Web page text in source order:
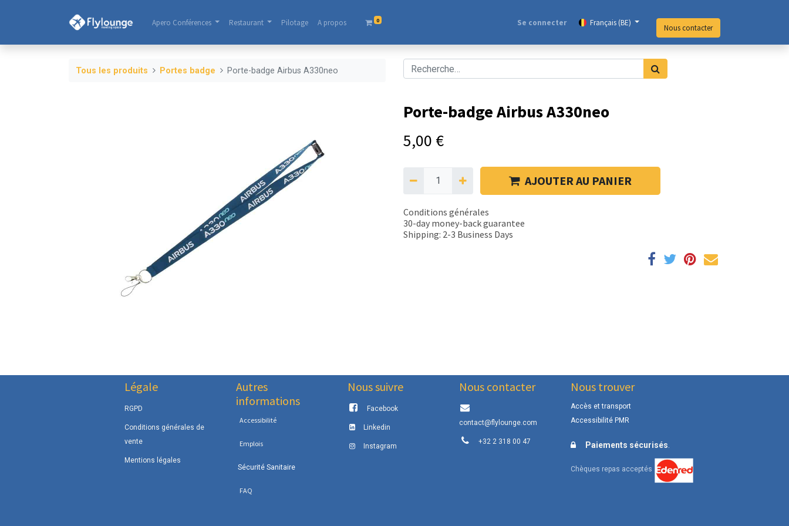
Apero Conférences Restaurant Pilotage A propos​ 0 Se connecter Français (BE)
Nous contacter
Tous les produits Portes badge Porte-badge Airbus A330neo
Porte-badge Airbus A330neo
5,00 €
AJOUTER AU PANIER
Conditions générales
30-day money-back guarantee
Shipping: 2-3 Business Days
Légale
RGPD
Conditions générales de
vente
Mentions légales
Autres
informations
Accessibilité
Emplois
Sécurité Sanitaire
FAQ
Nous suivre
Facebook
Linkedin
Instagram
Nous contacter
contact@flylounge.com
+32 2 318 00 47
Nous trouver
Accès et transport
Accessibilité PMR
Paiements sécurisés.
Chèques repas acceptés